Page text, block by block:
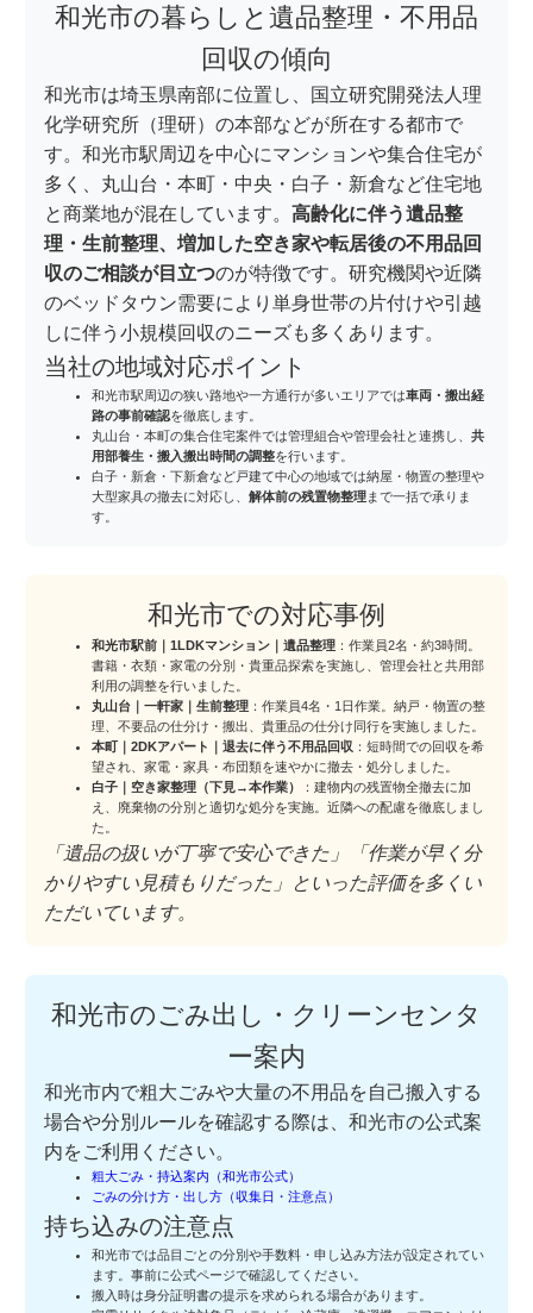
和光市の暮らしと遺品整理・不用品
回収の傾向
和光市は埼玉県南部に位置し、国立研究開発法人理
化学研究所（理研）の本部などが所在する都市で
す。和光市駅周辺を中心にマンションや集合住宅が
多く、丸山台・本町・中央・白子・新倉など住宅地
と商業地が混在しています。 高齢化に伴う遺品整
理・生前整理、増加した空き家や転居後の不用品回
収のご相談が目立つのが特徴です。研究機関や近隣
のベッドタウン需要により単身世帯の片付けや引越
しに伴う小規模回収のニーズも多くあります。
当社の地域対応ポイント
和光市駅周辺の狭い路地や一方通行が多いエリアでは車両・搬出経
路の事前確認を徹底します。
丸山台・本町の集合住宅案件では管理組合や管理会社と連携し、 共
用部養生・搬入搬出時間の調整を行います。
白子・新倉・下新倉など戸建て中心の地域では納屋・物置の整理や
大型家具の撤去に対応し、 解体前の残置物整理まで一括で承りま
す。
和光市での対応事例
和光市駅前｜1LDKマンション｜遺品整理 ：作業員2名・約3時間。
書籍・衣類・家電の分別・貴重品探索を実施し、管理会社と共用部
利用の調整を行いました。
丸山台｜一軒家｜生前整理 ：作業員4名・1日作業。納戸・物置の整
理、不要品の仕分け・搬出、貴重品の仕分け同行を実施しました。
本町｜2DKアパート｜退去に伴う不用品回収 ：短時間での回収を希
望され、家電・家具・布団類を速やかに撤去・処分しました。
白子｜空き家整理（下見→本作業）
：建物内の残置物全撤去に加
え、廃棄物の分別と適切な処分を実施。近隣への配慮を徹底しまし
た。
「遺品の扱いが丁寧で安心できた」「作業が早く分
かりやすい見積もりだった」といった評価を多くい
ただいています。
和光市のごみ出し・クリーンセンタ
ー案内
和光市内で粗大ごみや大量の不用品を自己搬入する
場合や分別ルールを確認する際は、和光市の公式案
内をご利用ください。
粗大ごみ・持込案内（和光市公式）
ごみの分け方・出し方（収集日・注意点）
持ち込みの注意点
和光市では品目ごとの分別や手数料・申し込み方法が設定されてい
ます。事前に公式ページで確認してください。
搬入時は身分証明書の提示を求められる場合があります。